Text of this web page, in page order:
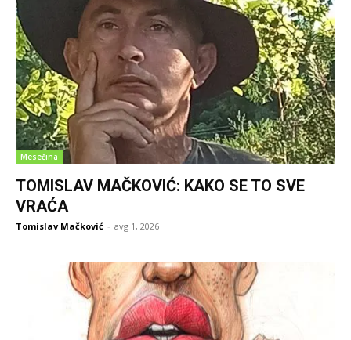
Mesečina
TOMISLAV MAČKOVIĆ: KAKO SE TO SVE
VRAĆA
Tomislav Mačković - avg 1, 2026